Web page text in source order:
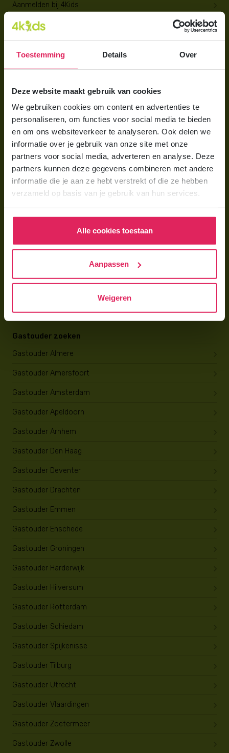
Toestemming Details Over
Deze website maakt gebruik van cookies
We gebruiken cookies om content en advertenties te
personaliseren, om functies voor social media te bieden
en om ons websiteverkeer te analyseren. Ook delen we
informatie over je gebruik van onze site met onze
partners voor social media, adverteren en analyse. Deze
partners kunnen deze gegevens combineren met andere
informatie die je aan ze hebt verstrekt of die ze hebben
verzameld op basis van je gebruik van hun services.
Alle cookies toestaan
Aanpassen
Weigeren
Aanmelden bij 4Kids
Brochure aanvragen
Berekening maken
Wat is gastouderopvang?
Wat kost een gastouder?
Hoe vind ik een gastouder?
Voor gastouders
Gastouder worden bij 4Kids
Hoe vind ik gastkinderen?
Trainingen & cursussen
Gastouder worden
Wat verdient een gastouder?
Gastouder zoeken
Gastouder Almere
Gastouder Amersfoort
Gastouder Amsterdam
Gastouder Apeldoorn
Gastouder Arnhem
Gastouder Den Haag
Gastouder Deventer
Gastouder Drachten
Gastouder Emmen
Gastouder Enschede
Gastouder Groningen
Gastouder Harderwijk
Gastouder Hilversum
Gastouder Rotterdam
Gastouder Schiedam
Gastouder Spijkenisse
Gastouder Tilburg
Gastouder Utrecht
Gastouder Vlaardingen
Gastouder Zoetermeer
Gastouder Zwolle